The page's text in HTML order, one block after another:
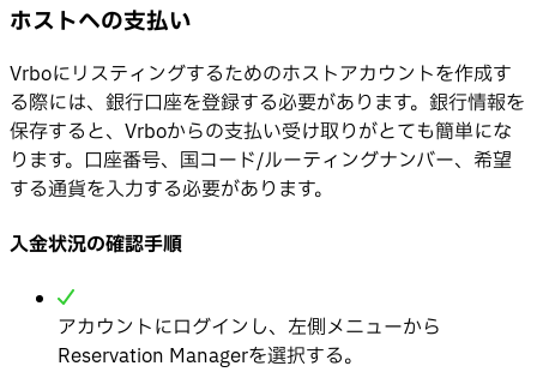
ホストへの支払い
Vrboにリスティングするためのホストアカウントを作成す
る際には、銀行口座を登録する必要があります。銀行情報を
保存すると、Vrboからの支払い受け取りがとても簡単にな
ります。口座番号、国コード/ルーティングナンバー、希望
する通貨を入力する必要があります。
入金状況の確認手順
アカウントにログインし、左側メニューから
Reservation Managerを選択する。